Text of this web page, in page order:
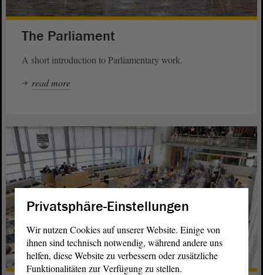
The Parliament
A short introduction to Parliamentary work.
read more
Privatsphäre-Einstellungen
Wir nutzen Cookies auf unserer Website. Einige von
ihnen sind technisch notwendig, während andere uns
helfen, diese Website zu verbessern oder zusätzliche
Funktionalitäten zur Verfügung zu stellen.